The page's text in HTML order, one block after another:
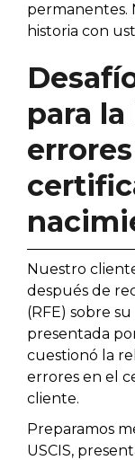
permanentes.
historia con
para la
Nuestro
después de
(RFE) sobre
presentada
cuestionó la
errores en el
cliente.
Preparamos
USCIS,